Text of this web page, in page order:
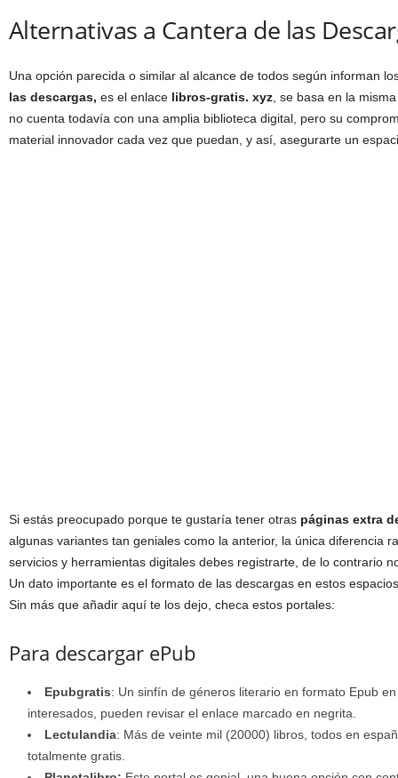
Alternativas a Cantera de las
Una opción parecida o similar al alcance de todos según informan
las descargas, es el enlace libros-gratis. xyz , se basa en la
no cuenta todavía con una amplia biblioteca digital, pero su
material innovador cada vez que puedan, y así, asegurarte un
Si estás preocupado porque te gustaría tener otras páginas extra
algunas variantes tan geniales como la anterior, la única diferencia
servicios y herramientas digitales debes registrarte, de lo contrario
Un dato importante es el formato de las descargas en estos
Sin más que añadir aquí te los dejo, checa estos portales:
Para descargar ePub
Epubgratis: Un sinfín de géneros literario en formato Epub
interesados, pueden revisar el enlace marcado en negrita.
Lectulandia: Más de veinte mil (20000) libros, todos en
totalmente gratis.